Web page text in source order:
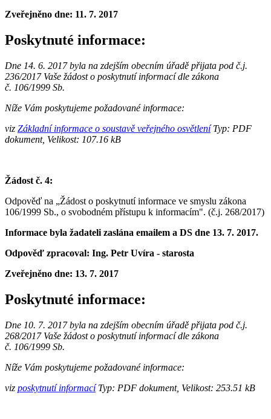
Zveřejněno dne: 11. 7. 2017
Poskytnuté informace:
Dne 14. 6. 2017 byla na zdejším obecním úřadě přijata pod č.j.
236/2017 Vaše žádost o poskytnutí informací dle zákona
č. 106/1999 Sb.
Níže Vám poskytujeme požadované informace:
viz Základní informace o soustavě veřejného osvětleníTyp: PDF
dokument, Velikost: 107.16 kB
Žádost č. 4:
Odpověď na „Žádost o poskytnutí informace ve smyslu zákona
106/1999 Sb., o svobodném přístupu k informacím". (č.j. 268/2017)
Informace byla žadateli zaslána emailem a DS dne 13. 7. 2017.
Odpověď zpracoval: Ing. Petr Uvíra - starosta
Zveřejněno dne: 13. 7. 2017
Poskytnuté informace:
Dne 10. 7. 2017 byla na zdejším obecním úřadě přijata pod č.j.
268/2017 Vaše žádost o poskytnutí informací dle zákona
č. 106/1999 Sb.
Níže Vám poskytujeme požadované informace:
viz poskytnutí informacíTyp: PDF dokument, Velikost: 253.51 kB